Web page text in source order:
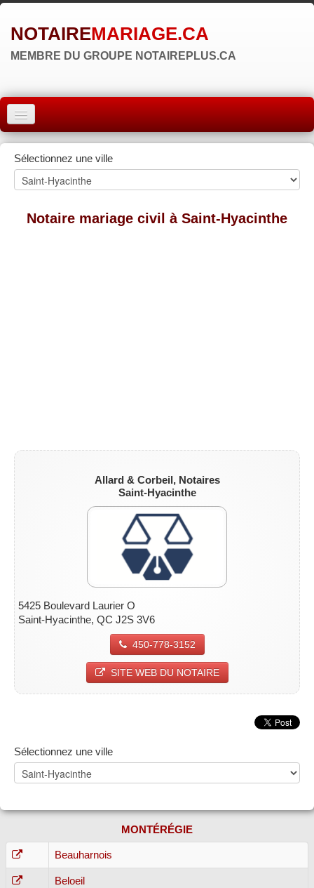
NOTAIREMARIAGE.CA
MEMBRE DU GROUPE NOTAIREPLUS.CA
ACCUEIL
MONTRÉAL
QUÉBEC
LAVAL
Sélectionnez une ville
Notaire mariage civil à Saint-Hyacinthe
Allard & Corbeil, Notaires
Saint-Hyacinthe
5425 Boulevard Laurier O
Saint-Hyacinthe, QC J2S 3V6
450-778-3152
SITE WEB DU NOTAIRE
Sélectionnez une ville
MONTÉRÉGIE
Beauharnois
Beloeil